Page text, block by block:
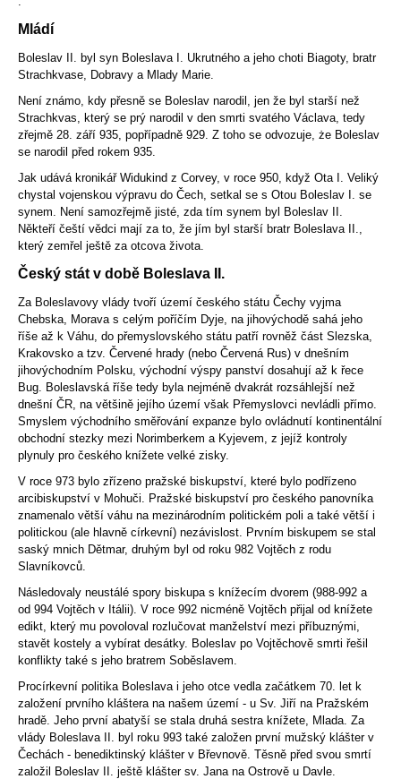
Mládí
Boleslav II. byl syn Boleslava I. Ukrutného a jeho choti Biagoty, bratr
Strachkvase, Dobravy a Mlady Marie.
Není známo, kdy přesně se Boleslav narodil, jen že byl starší než
Strachkvas, který se prý narodil v den smrti svatého Václava, tedy
zřejmě 28. září 935, popřípadně 929. Z toho se odvozuje, że Boleslav
se narodil před rokem 935.
Jak udává kronikář Widukind z Corvey, v roce 950, když Ota I. Veliký
chystal vojenskou výpravu do Čech, setkal se s Otou Boleslav I. se
synem. Není samozřejmě jisté, zda tím synem byl Boleslav II.
Někteří čeští vědci mají za to, že jím byl starší bratr Boleslava II.,
který zemřel ještě za otcova života.
Český stát v době Boleslava II.
Za Boleslavovy vlády tvoří území českého státu Čechy vyjma
Chebska, Morava s celým poříčím Dyje, na jihovýchodě sahá jeho
říše až k Váhu, do přemyslovského státu patří rovněž část Slezska,
Krakovsko a tzv. Červené hrady (nebo Červená Rus) v dnešním
jihovýchodním Polsku, východní výspy panství dosahují až k řece
Bug. Boleslavská říše tedy byla nejméně dvakrát rozsáhlejší než
dnešní ČR, na většině jejího území však Přemyslovci nevládli přímo.
Smyslem východního směřování expanze bylo ovládnutí kontinentální
obchodní stezky mezi Norimberkem a Kyjevem, z jejíž kontroly
plynuly pro českého knížete velké zisky.
V roce 973 bylo zřízeno pražské biskupství, které bylo podřízeno
arcibiskupství v Mohuči. Pražské biskupství pro českého panovníka
znamenalo větší váhu na mezinárodním politickém poli a také větší i
politickou (ale hlavně církevní) nezávislost. Prvním biskupem se stal
saský mnich Dětmar, druhým byl od roku 982 Vojtěch z rodu
Slavníkovců.
Následovaly neustálé spory biskupa s knížecím dvorem (988-992 a
od 994 Vojtěch v Itálii). V roce 992 nicméně Vojtěch přijal od knížete
edikt, který mu povoloval rozlučovat manželství mezi příbuznými,
stavět kostely a vybírat desátky. Boleslav po Vojtěchově smrti řešil
konflikty také s jeho bratrem Soběslavem.
Procírkevní politika Boleslava i jeho otce vedla začátkem 70. let k
založení prvního kláštera na našem území - u Sv. Jiří na Pražském
hradě. Jeho první abatyší se stala druhá sestra knížete, Mlada. Za
vlády Boleslava II. byl roku 993 také založen první mužský klášter v
Čechách - benediktinský klášter v Břevnově. Těsně před svou smrtí
založil Boleslav II. ještě klášter sv. Jana na Ostrově u Davle.